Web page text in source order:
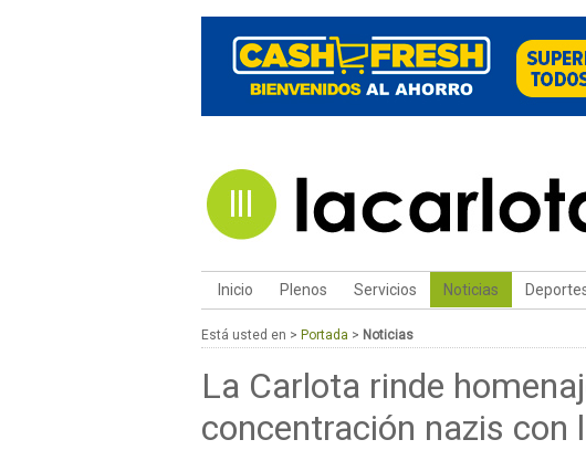
Inicio Plenos Servicios Noticias
Está usted en > Portada > Noticias
La Carlota rinde
concentración nazis con